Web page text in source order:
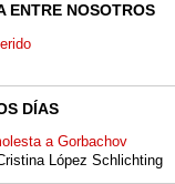
ENTRE NOSOTROS
DÍAS
a Gorbachov
López Schlichting